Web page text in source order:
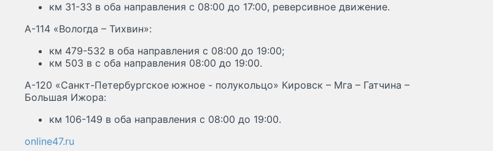
км 31-33 в оба направления с 08:00 до 17:00, реверсивное движение.
А-114 «Вологда – Тихвин»:
км 479-532 в оба направления с 08:00 до 19:00;
км 503 в с оба направления 08:00 до 19:00.
А-120 «Санкт-Петербургское южное - полукольцо» Кировск – Мга – Гатчина –
Большая Ижора:
км 106-149 в оба направления с 08:00 до 19:00.
online47.ru